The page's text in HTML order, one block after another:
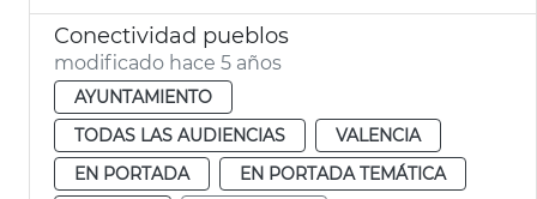
Conectividad pueblos
modificado hace 5 años
AYUNTAMIENTO
TODAS LAS AUDIENCIAS
VALENCIA
EN PORTADA
EN PORTADA TEMÁTICA